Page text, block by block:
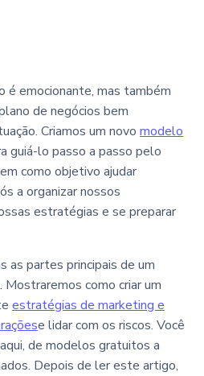
é emocionante, mas também
de negócios bem
Criamos um novo modelo
guiá-lo passo a passo pelo
como objetivo ajudar
a organizar nossos
estratégias e se preparar
as partes principais de um
como criar um
estratégias de marketing e
e lidar com os riscos. Você
de modelos gratuitos a
Depois de ler este artigo,